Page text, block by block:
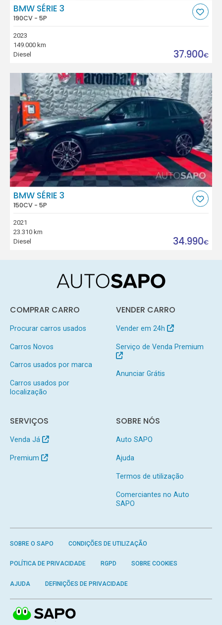
BMW SÉRIE 3
190CV - 5P
2023
149.000 km
Diesel
37.900€
BMW SÉRIE 3
150CV - 5P
2021
23.310 km
Diesel
34.990€
COMPRAR CARRO
Procurar carros usados
Carros Novos
Carros usados por marca
Carros usados por
localização
VENDER CARRO
Vender em 24h
Serviço de Venda Premium
Anunciar Grátis
SERVIÇOS
Venda Já
Premium
SOBRE NÓS
Auto SAPO
Ajuda
Termos de utilização
Comerciantes no Auto
SAPO
SOBRE O SAPO CONDIÇÕES DE UTILIZAÇÃO
POLÍTICA DE PRIVACIDADE RGPD SOBRE COOKIES
AJUDA DEFINIÇÕES DE PRIVACIDADE